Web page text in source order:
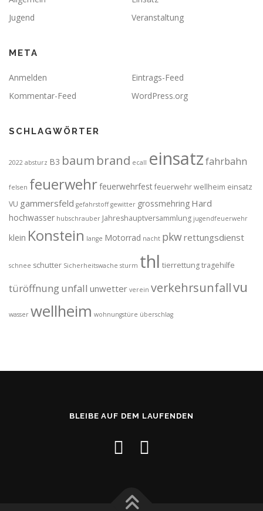
Jugend
Veranstaltung
META
Anmelden
Eintrags-Feed
Kommentar-Feed
WordPress.org
SCHLAGWÖRTER
2022 absturz B3 baum brand ecall einsatzfahrbahn
felsen feuerwehrfeuerwehrfest feuerwehr wellheim einsatz
VU gammersfeld gefahrstoff gewitter grossmehring Hard
hochwasser hubschrauber Jahreshauptversammlung jugendfeuerwehr
klein Konstein lange Motorrad nacht pkwrettungsdienst
schnee schutter Sicherheitswache sturm thl tierrettungtragehilfe
türöffnungunfall unwetter verein verkehrsunfallvu
wasser wellheim wohnungstüre überschlag
BLEIBE AUF DEM LAUFENDEN